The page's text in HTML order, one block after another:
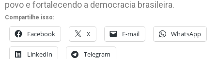
povo e fortalecendo a democracia brasileira.
Compartilhe isso:
Facebook X E-mail WhatsApp
LinkedIn Telegram